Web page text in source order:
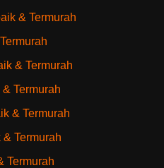
& Termurah
& Termurah
Termurah
& Termurah
Termurah
Termurah